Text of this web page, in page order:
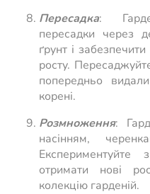
Пересадка:
пересадки через
ґрунт і
росту.
попередньо
корені.
Розмноження:
насінням,
отримати нові
колекцію гарденій.